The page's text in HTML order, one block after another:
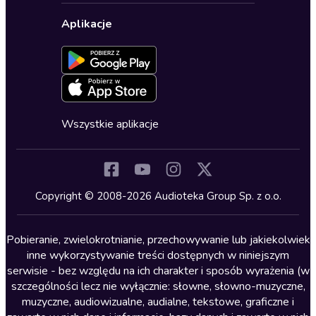
Dla młodzieży
Kryminały
Lektury szkolne
Literatura anglojęzyczna
Literatura faktu
Literatura obyczajowa
Literatura piękna obca
Ustawienia prywatności
Formularz zgłaszania nielegalnych treści
Deklaracja dostępności
Oferta dla firm i bibliotek
Dołącz do newslettera
Blog
Zapowiedzi
Cykle audiobooków
Aplikacje
Wszystkie aplikacje
Copyright © 2008-2026 Audioteka Group Sp. z o.o.
Pobieranie, zwielokrotnianie, przechowywanie lub jakiekolwiek
inne wykorzystywanie treści dostępnych w niniejszym
serwisie - bez względu na ich charakter i sposób wyrażenia (w
szczególności lecz nie wyłącznie: słowne, słowno-muzyczne,
muzyczne, audiowizualne, audialne, tekstowe, graficzne i